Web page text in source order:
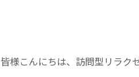
皆様こんにちは、訪問型リラク